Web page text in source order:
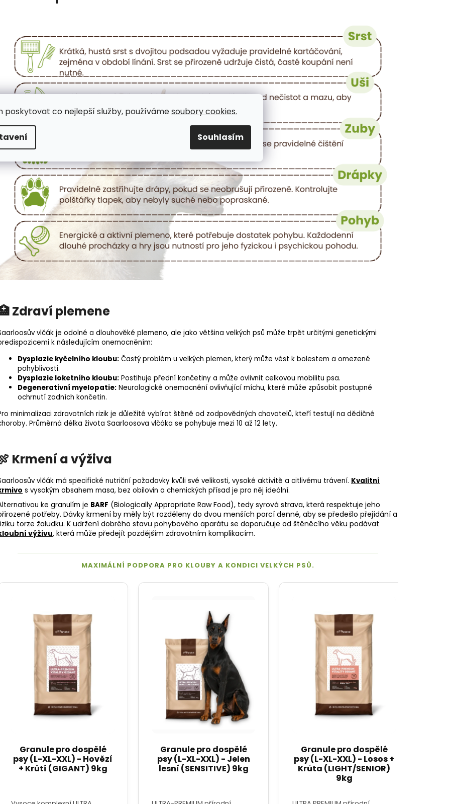
poskytovat co nejlepší služby, používámesoubory cookies.
Souhlasím
Zdraví plemene
vlčák je odolné a dlouhověké plemeno, ale jako většina velkých psů může trpět určitými genetickými
k následujícím onemocněním:
Dysplazie kyčelního kloubu: Častý problém u velkých plemen, který může vést k bolestem a omezené
pohyblivosti.
Dysplazie loketního kloubu: Postihuje přední končetiny a může ovlivnit celkovou mobilitu psa.
Degenerativní myelopatie: Neurologické onemocnění ovlivňující míchu, které může způsobit postupné
ochrnutí zadních končetin.
minimalizaci zdravotních rizik je důležité vybírat štěně od zodpovědných chovatelů, kteří testují na dědičné
Průměrná délka života Saarloosova vlčáka se pohybuje mezi 10 až 12 lety.
Krmení a výživa
vlčák má specifické nutriční požadavky kvůli své velikosti, vysoké aktivitě a citlivému trávení. Kvalitní
s vysokým obsahem masa, bez obilovin a chemických přísad je pro něj ideální.
ke granulím je BARF (Biologically Appropriate Raw Food), tedy syrová strava, která respektuje jeho
potřeby. Dávky krmení by měly být rozděleny do dvou menších porcí denně, aby se předešlo přejídání a
torze žaludku. K udržení dobrého stavu pohybového aparátu se doporučuje od štěněcího věku podávat
výživu, která může předejít pozdějším zdravotním komplikacím.